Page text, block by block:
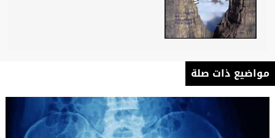
مواضيع ذات صلة